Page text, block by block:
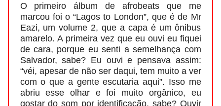
O primeiro álbum de afrobeats que me
marcou foi o “Lagos to London”, que é de Mr
Eazi, um volume 2, que a capa é um ônibus
amarelo. A primeira vez que eu ouvi eu fiquei
de cara, porque eu senti a semelhança com
Salvador, sabe? Eu ouvi e pensava assim:
“véi, apesar de não ser daqui, tem muito a ver
com o que a gente escutaria aqui”. Isso me
abriu esse olhar e foi muito orgânico, eu
gostar do som por identificação, sabe? Ouvir